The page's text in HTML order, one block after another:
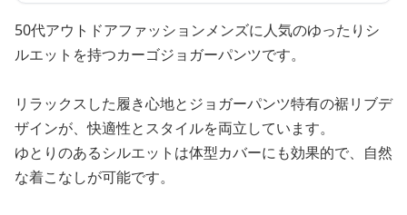
50代アウトドアファッションメンズに人気のゆったりシ
ルエットを持つカーゴジョガーパンツです。
リラックスした履き心地とジョガーパンツ特有の裾リブデ
ザインが、快適性とスタイルを両立しています。
ゆとりのあるシルエットは体型カバーにも効果的で、自然
な着こなしが可能です。